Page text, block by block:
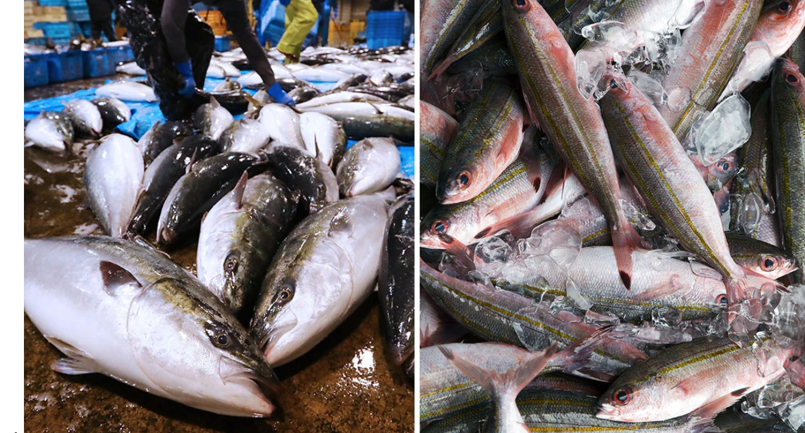
全国「漁獲異変」マップ
全国「漁獲異変」マップ
全国「漁獲異変」マップ
全国「漁獲異変」マップ
漁獲が激減している富山県のブランド魚「ひみ寒ぶり」（左）、長崎県壱岐島や熊本県天草でも獲れ始めた沖縄の県魚グルクン（タカサゴ）
ハワイで「マヒマヒ」と呼ばれる南方系の魚ながら富山湾でもまとまって獲れるようになったシイラ
サバ
イセエビ
かつてプロテニスプレーヤー錦織圭が好物だと公言したことでも有名な、高級魚ノドグロ（アカムツ）の分布海域も北上中
九州で大発生し釣り糸や漁網を食いちぎって漁師を困らせているクロサバフグ